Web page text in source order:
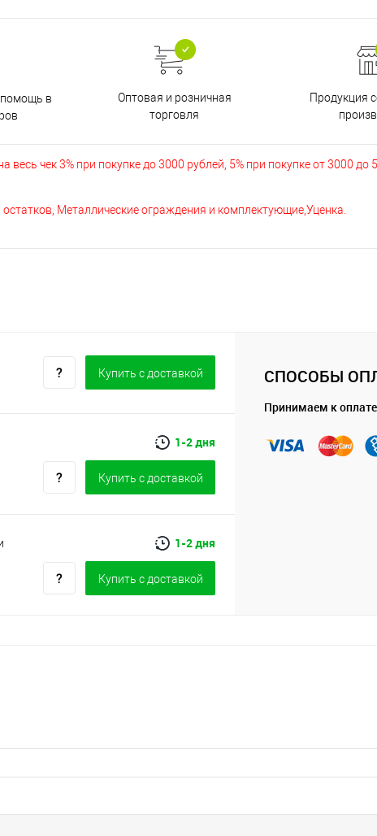
в
Оптовая и розничная
торговля
Продукция
чек 3% при покупке до 3000 рублей, 5% при покупке от 3000 до
Металлические ограждения и комплектующие,Уценка.
Купить c доставкой
1-2 дня
Купить c доставкой
1-2 дня
Купить c доставкой
СПОСОБЫ
Принимаем к оплате